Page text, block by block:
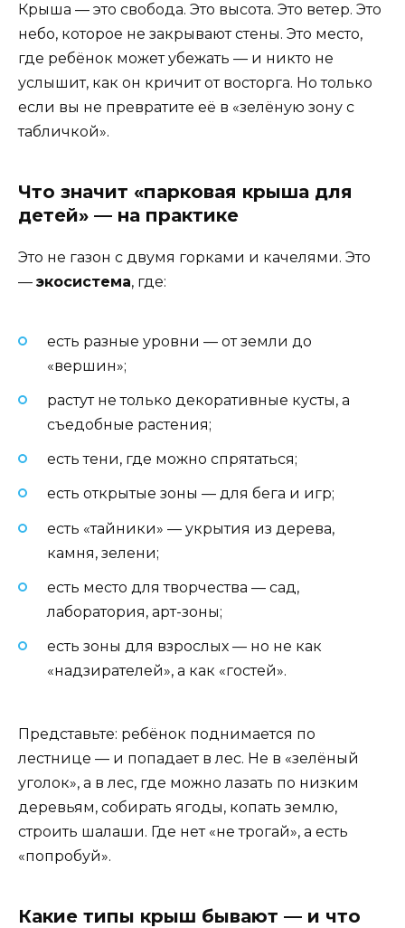
Крыша — это свобода. Это высота. Это ветер. Это
небо, которое не закрывают стены. Это место,
где ребёнок может убежать — и никто не
услышит, как он кричит от восторга. Но только
если вы не превратите её в «зелёную зону с
табличкой».
Что значит «парковая крыша для
детей» — на практике
Это не газон с двумя горками и качелями. Это
— экосистема, где:
есть разные уровни — от земли до
«вершин»;
растут не только декоративные кусты, а
съедобные растения;
есть тени, где можно спрятаться;
есть открытые зоны — для бега и игр;
есть «тайники» — укрытия из дерева,
камня, зелени;
есть место для творчества — сад,
лаборатория, арт-зоны;
есть зоны для взрослых — но не как
«надзирателей», а как «гостей».
Представьте: ребёнок поднимается по
лестнице — и попадает в лес. Не в «зелёный
уголок», а в лес, где можно лазать по низким
деревьям, собирать ягоды, копать землю,
строить шалаши. Где нет «не трогай», а есть
«попробуй».
Какие типы крыш бывают — и что